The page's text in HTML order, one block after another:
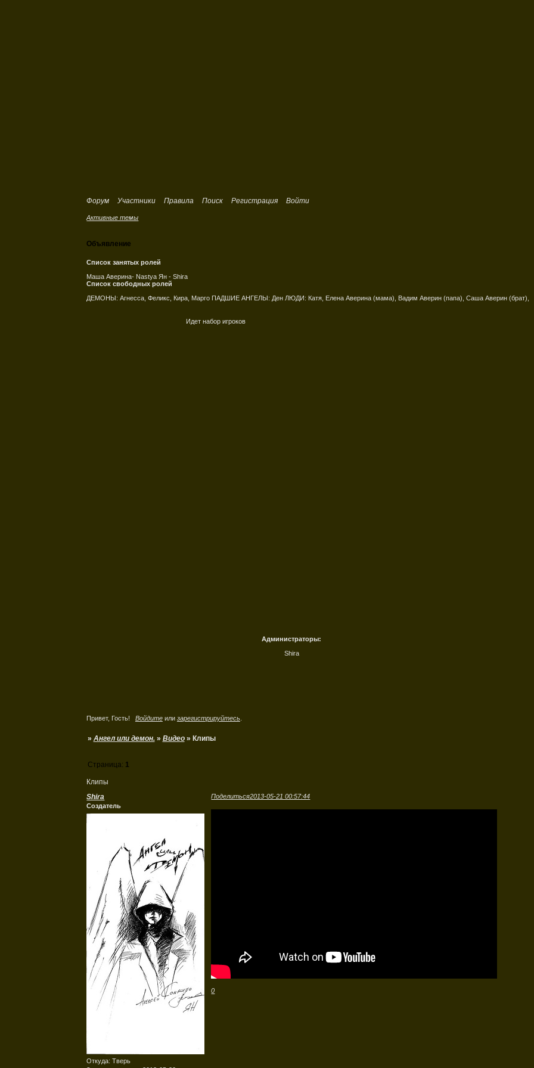
Форум Участники Правила Поиск Регистрация Войти
Активные темы
Объявление
Список занятых ролей
Маша Аверина- Nastya Ян - Shira
Список свободных ролей
ДЕМОНЫ: Агнесса, Феликс, Кира, Марго ПАДШИЕ АНГЕЛЫ: Ден ЛЮДИ: Катя, Елена Аверина (мама), Вадим Аверин (папа), Саша Аверин (брат),
Идет набор игроков
Администраторы:
Shira
Привет, Гость! Войдитеили зарегистрируйтесь
» Ангел или демон. » Видео » Клипы
Клипы
Страница: 1
Поделиться2013-05-21 00:57:44
Shira
Создатель
Откуда: Тверь
0